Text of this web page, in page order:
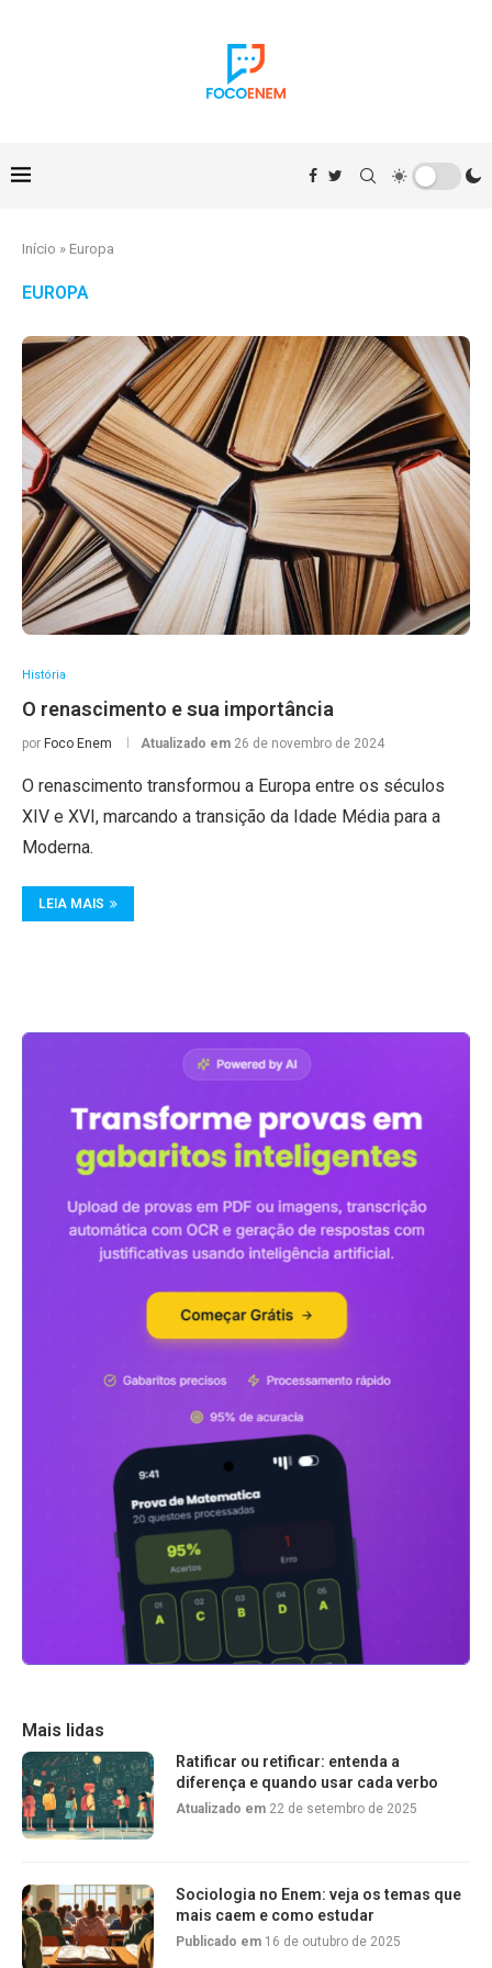
Início » Europa
EUROPA
História
O renascimento e sua importância
por Foco Enem Atualizado em 26 de novembro de 2024
O renascimento transformou a Europa entre os séculos
XIV e XVI, marcando a transição da Idade Média para a
Moderna.
LEIA MAIS
Mais lidas
Ratificar ou retificar: entenda a
diferença e quando usar cada verbo
Atualizado em 22 de setembro de 2025
Sociologia no Enem: veja os temas que
mais caem e como estudar
Publicado em 16 de outubro de 2025